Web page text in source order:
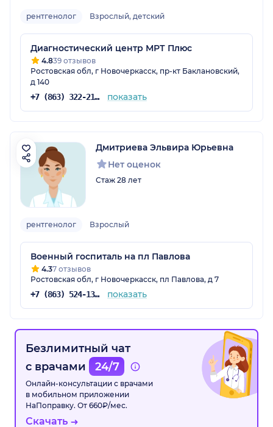
рентгенолог Взрослый, детский
Диагностический центр МРТ Плюс
4.839 отзывов
Ростовская обл, г Новочеркасск, пр-кт Баклановский,
д 140
+7 (863) 322-21-93 показать
Дмитриева Эльвира Юрьевна
Нет оценок
Стаж 28 лет
рентгенолог Взрослый
Военный госпиталь на пл Павлова
4.37 отзывов
Ростовская обл, г Новочеркасск, пл Павлова, д 7
+7 (863) 524-13-44 показать
Безлимитный чат
с врачами
24/7
Онлайн-консультации с врачами
в мобильном приложении
НаПоправку. От 660₽/мес.
Скачать